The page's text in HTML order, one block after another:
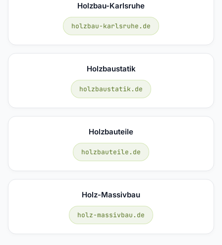
Holzbau-Karlsruhe
holzbau-karlsruhe.de
Holzbaustatik
holzbaustatik.de
Holzbauteile
holzbauteile.de
Holz-Massivbau
holz-massivbau.de